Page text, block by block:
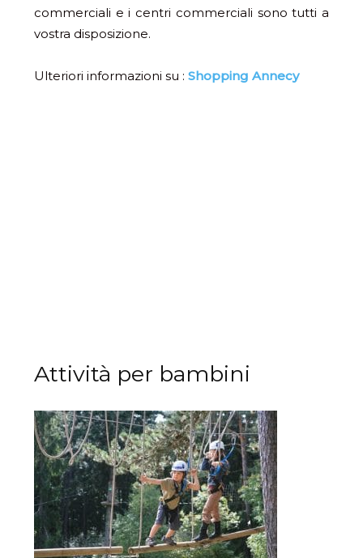
commerciali e i centri commerciali sono tutti a
vostra disposizione.
Ulteriori informazioni su : Shopping Annecy
Attività per bambini